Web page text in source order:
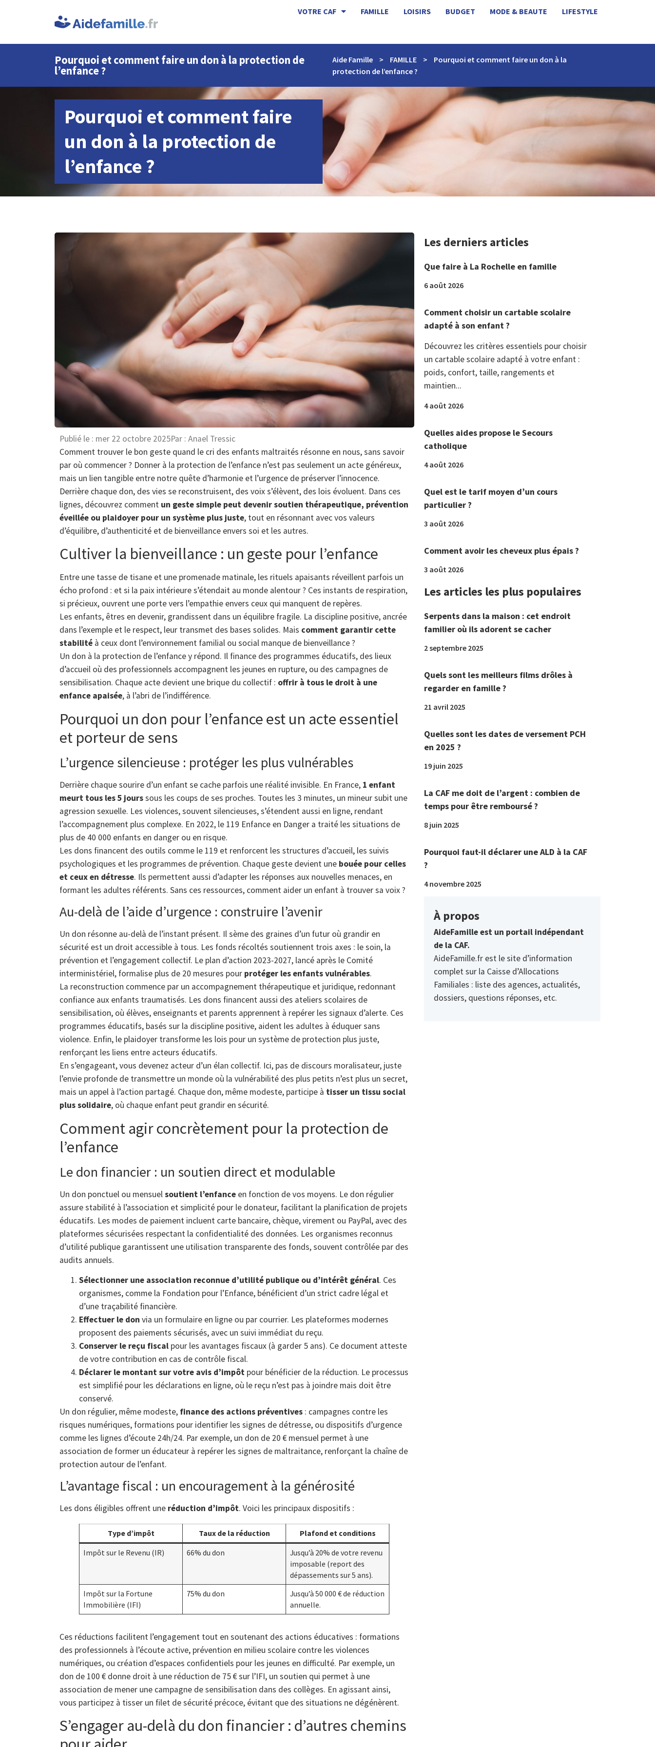
VOTRE CAF FAMILLE LOISIRS BUDGET MODE & BEAUTE LIFESTYLE
Pourquoi et comment faire un don à la protection de
l’enfance ?
Aide Famille > FAMILLE >
Pourquoi et comment faire un don à la
protection de l’enfance ?
Pourquoi et comment faire
un don à la protection de
l’enfance ?
Publié le : mer 22 octobre 2025Par : Anael Tressic
Comment trouver le bon geste quand le cri des enfants maltraités résonne en nous, sans savoir
par où commencer ? Donner à la protection de l’enfance n’est pas seulement un acte généreux,
mais un lien tangible entre notre quête d’harmonie et l’urgence de préserver l’innocence.
Derrière chaque don, des vies se reconstruisent, des voix s’élèvent, des lois évoluent. Dans ces
lignes, découvrez comment un geste simple peut devenir soutien thérapeutique, prévention
éveillée ou plaidoyer pour un système plus juste, tout en résonnant avec vos valeurs
d’équilibre, d’authenticité et de bienveillance envers soi et les autres.
Cultiver la bienveillance : un geste pour l’enfance
Entre une tasse de tisane et une promenade matinale, les rituels apaisants réveillent parfois un
écho profond : et si la paix intérieure s’étendait au monde alentour ? Ces instants de respiration,
si précieux, ouvrent une porte vers l’empathie envers ceux qui manquent de repères.
Les enfants, êtres en devenir, grandissent dans un équilibre fragile. La discipline positive, ancrée
dans l’exemple et le respect, leur transmet des bases solides. Mais comment garantir cette
stabilité à ceux dont l’environnement familial ou social manque de bienveillance ?
Un don à la protection de l’enfance y répond. Il finance des programmes éducatifs, des lieux
d’accueil où des professionnels accompagnent les jeunes en rupture, ou des campagnes de
sensibilisation. Chaque acte devient une brique du collectif : offrir à tous le droit à une
enfance apaisée, à l’abri de l’indifférence.
Pourquoi un don pour l’enfance est un acte essentiel
et porteur de sens
L’urgence silencieuse : protéger les plus vulnérables
Derrière chaque sourire d’un enfant se cache parfois une réalité invisible. En France, 1 enfant
meurt tous les 5 jourssous les coups de ses proches. Toutes les 3 minutes, un mineur subit une
agression sexuelle. Les violences, souvent silencieuses, s’étendent aussi en ligne, rendant
l’accompagnement plus complexe. En 2022, le 119 Enfance en Danger a traité les situations de
plus de 40 000 enfants en danger ou en risque.
Les dons financent des outils comme le 119 et renforcent les structures d’accueil, les suivis
psychologiques et les programmes de prévention. Chaque geste devient une bouée pour celles
et ceux en détresse. Ils permettent aussi d’adapter les réponses aux nouvelles menaces, en
formant les adultes référents. Sans ces ressources, comment aider un enfant à trouver sa voix ?
Au-delà de l’aide d’urgence : construire l’avenir
Un don résonne au-delà de l’instant présent. Il sème des graines d’un futur où grandir en
sécurité est un droit accessible à tous. Les fonds récoltés soutiennent trois axes : le soin, la
prévention et l’engagement collectif. Le plan d’action 2023-2027, lancé après le Comité
interministériel, formalise plus de 20 mesures pour protéger les enfants vulnérables.
La reconstruction commence par un accompagnement thérapeutique et juridique, redonnant
confiance aux enfants traumatisés. Les dons financent aussi des ateliers scolaires de
sensibilisation, où élèves, enseignants et parents apprennent à repérer les signaux d’alerte. Ces
programmes éducatifs, basés sur la discipline positive, aident les adultes à éduquer sans
violence. Enfin, le plaidoyer transforme les lois pour un système de protection plus juste,
renforçant les liens entre acteurs éducatifs.
En s’engageant, vous devenez acteur d’un élan collectif. Ici, pas de discours moralisateur, juste
l’envie profonde de transmettre un monde où la vulnérabilité des plus petits n’est plus un secret,
mais un appel à l’action partagé. Chaque don, même modeste, participe à tisser un tissu social
plus solidaire, où chaque enfant peut grandir en sécurité.
Comment agir concrètement pour la protection de
l’enfance
Le don financier : un soutien direct et modulable
Un don ponctuel ou mensuelsoutient l’enfance en fonction de vos moyens. Le don régulier
assure stabilité à l’association et simplicité pour le donateur, facilitant la planification de projets
éducatifs. Les modes de paiement incluent carte bancaire, chèque, virement ou PayPal, avec des
plateformes sécurisées respectant la confidentialité des données. Les organismes reconnus
d’utilité publique garantissent une utilisation transparente des fonds, souvent contrôlée par des
audits annuels.
Sélectionner une association reconnue d’utilité publique ou d’intérêt général. Ces
organismes, comme la Fondation pour l’Enfance, bénéficient d’un strict cadre légal et
d’une traçabilité financière.
Effectuer le don via un formulaire en ligne ou par courrier. Les plateformes modernes
proposent des paiements sécurisés, avec un suivi immédiat du reçu.
Conserver le reçu fiscal pour les avantages fiscaux (à garder 5 ans). Ce document atteste
de votre contribution en cas de contrôle fiscal.
Déclarer le montant sur votre avis d’impôt pour bénéficier de la réduction. Le processus
est simplifié pour les déclarations en ligne, où le reçu n’est pas à joindre mais doit être
conservé.
Un don régulier, même modeste, finance des actions préventives : campagnes contre les
risques numériques, formations pour identifier les signes de détresse, ou dispositifs d’urgence
comme les lignes d’écoute 24h/24. Par exemple, un don de 20 € mensuel permet à une
association de former un éducateur à repérer les signes de maltraitance, renforçant la chaîne de
protection autour de l’enfant.
L’avantage fiscal : un encouragement à la générosité
Les dons éligibles offrent une réduction d’impôt. Voici les principaux dispositifs :
Type d’impôt Taux de la réduction
Plafond et conditions
Impôt sur le Revenu (IR)
66% du don
Jusqu’à 20% de votre revenu
imposable (report des
dépassements sur 5 ans).
Impôt sur la Fortune
Immobilière (IFI)
75% du don
Jusqu’à 50 000 € de réduction
annuelle.
Ces réductions facilitent l’engagement tout en soutenant des actions éducatives : formations
des professionnels à l’écoute active, prévention en milieu scolaire contre les violences
numériques, ou création d’espaces confidentiels pour les jeunes en difficulté. Par exemple, un
don de 100 € donne droit à une réduction de 75 € sur l’IFI, un soutien qui permet à une
association de mener une campagne de sensibilisation dans des collèges. En agissant ainsi,
vous participez à tisser un filet de sécurité précoce, évitant que des situations ne dégénèrent.
S’engager au-delà du don financier : d’autres chemins
Les derniers articles
Que faire à La Rochelle en famille
6 août 2026
Comment choisir un cartable scolaire
adapté à son enfant ?
Découvrez les critères essentiels pour choisir
un cartable scolaire adapté à votre enfant :
poids, confort, taille, rangements et
maintien...
4 août 2026
Quelles aides propose le Secours
catholique
4 août 2026
Quel est le tarif moyen d’un cours
particulier ?
3 août 2026
Comment avoir les cheveux plus épais ?
3 août 2026
Les articles les plus populaires
Serpents dans la maison : cet endroit
familier où ils adorent se cacher
2 septembre 2025
Quels sont les meilleurs films drôles à
regarder en famille ?
21 avril 2025
Quelles sont les dates de versement PCH
en 2025 ?
19 juin 2025
La CAF me doit de l’argent : combien de
temps pour être remboursé ?
8 juin 2025
Pourquoi faut-il déclarer une ALD à la CAF
?
4 novembre 2025
À propos
AideFamille est un portail indépendant
de la CAF.
AideFamille.fr est le site d’information
complet sur la Caisse d’Allocations
Familiales : liste des agences, actualités,
dossiers, questions réponses, etc.